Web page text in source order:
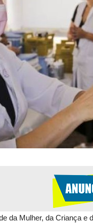
da Mulher, da Criança